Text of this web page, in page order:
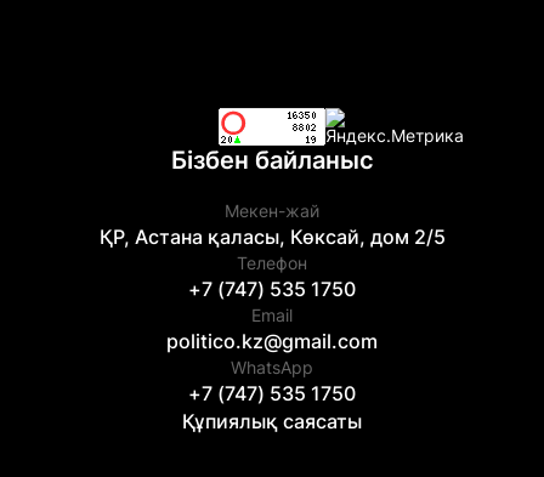
Бізбен байланыс
Мекен-жай
ҚР, Астана қаласы, Көксай, дом 2/5
Телефон
+7 (747) 535 1750
Email
politico.kz@gmail.com
WhatsApp
+7 (747) 535 1750
Құпиялық саясаты